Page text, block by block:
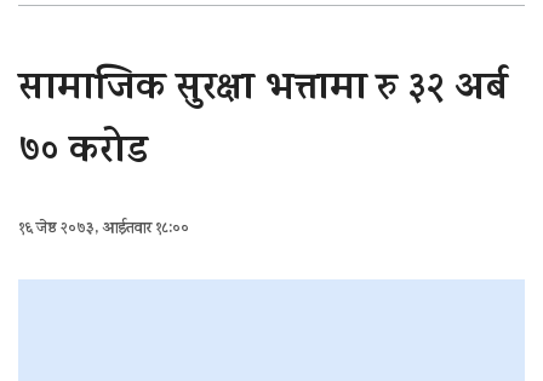
सामाजिक सुरक्षा भत्तामा रु ३२ अर्ब
७० करोड
१६ जेष्ठ २०७३, आईतवार १८:००